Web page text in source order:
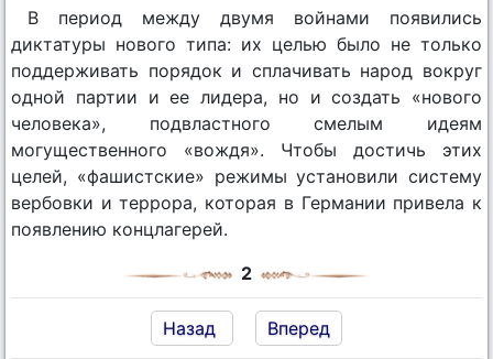
В период между двумя войнами появились
диктатуры нового типа: их целью было не только
поддерживать порядок и сплачивать народ вокруг
одной партии и ее лидера, но и создать «нового
человека», подвластного смелым идеям
могущественного «вождя». Чтобы достичь этих
целей, «фашистские» режимы установили систему
вербовки и террора, которая в Германии привела к
появлению концлагерей.
2
Назад Вперед